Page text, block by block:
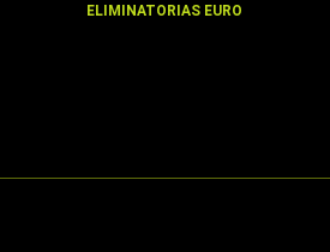
ELIMINATORIAS EURO